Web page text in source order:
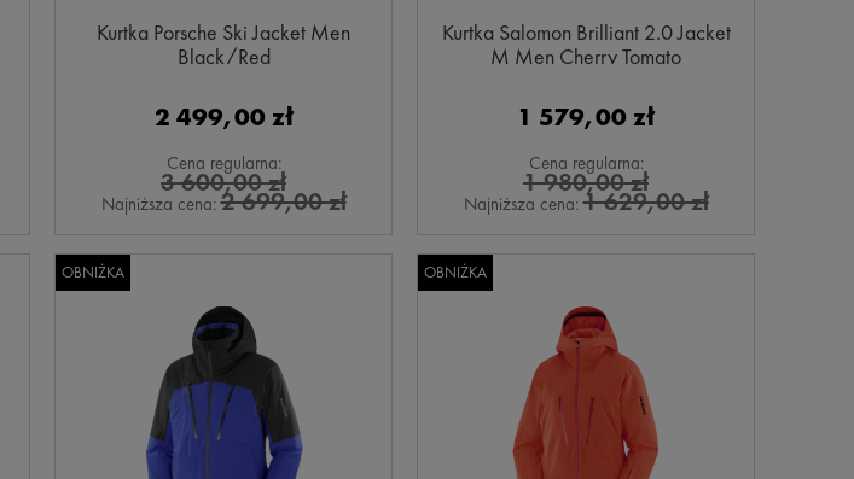
Kurtka Porsche Ski Jacket Men
Black/Red
2 499,00 zł
Cena regularna:
3 600,00 zł
Najniższa cena:2 699,00 zł
Kurtka Salomon Brilliant 2.0 Jacket
M Men Cherry Tomato
1 579,00 zł
Cena regularna:
1 980,00 zł
Najniższa cena:1 629,00 zł
OBNIŻKA OBNIŻKA